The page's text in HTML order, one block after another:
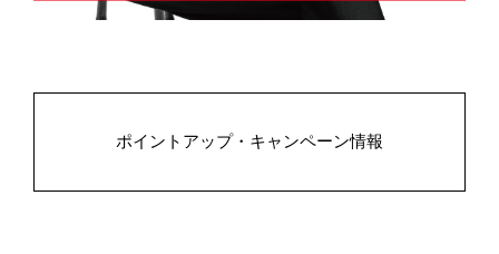
ポイントアップ・キャンペーン情報